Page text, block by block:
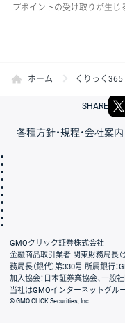
プポイントの受け取りが生じ
ホーム くりっく365
SHARE
各種方針・規程・会社案内
会社案内
GMOクリック証券株式会社
金融商品取引業者 関東財務局長
務局長（銀代）第330号 所属銀行
加入協会：日本証券業協会、一般
当社はGMOインターネットグル
© GMO CLICK Securities, Inc.